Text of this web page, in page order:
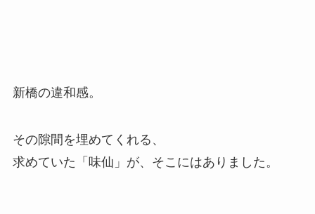
新橋の違和感。
その隙間を埋めてくれる、
求めていた「味仙」が、そこにはありました。